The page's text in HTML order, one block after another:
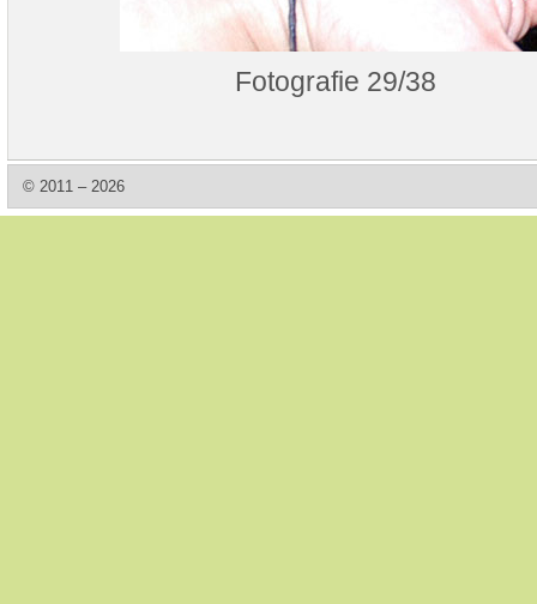
Fotografie 29/38
© 2011 – 2026